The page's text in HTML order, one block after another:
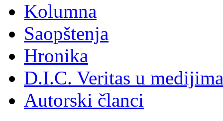
Kolumna
Saopštenja
Hronika
D.I.C. Veritas u medijima
Autorski članci